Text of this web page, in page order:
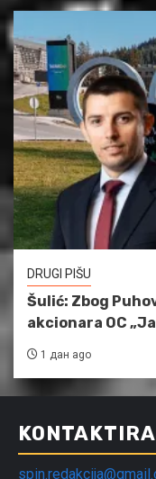
DRUGI PIŠU
Šulić: Zbog
akcionara OC
1 дан ago